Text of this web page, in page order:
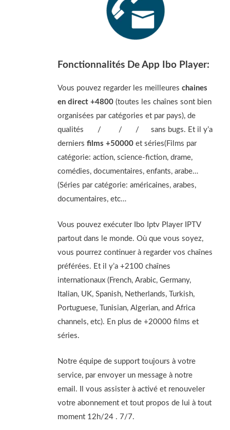
Fonctionnalités De App Ibo Player:
Vous pouvez regarder les meilleureschaines
en direct +4800(toutes les chaînes sont bien
organisées par catégories et par pays), de
qualités
/ / /
sans bugs. Et il y’a
derniersfilms +50000 et séries(Films par
catégorie: action, science-fiction, drame,
comédies, documentaires, enfants, arabe…
(Séries par catégorie: américaines, arabes,
documentaires, etc…
Vous pouvez exécuter Ibo Iptv Player IPTV
partout dans le monde. Où que vous soyez,
vous pourrez continuer à regarder vos chaînes
préférées. Et il y’a +2100 chaînes
internationaux (French, Arabic, Germany,
Italian, UK, Spanish, Netherlands, Turkish,
Portuguese, Tunisian, Algerian, and Africa
channels, etc). En plus de +20000 films et
séries.
Notre équipe de support toujours à votre
service, par envoyer un message à notre
email. Il vous assister à activé et renouveler
votre abonnement et tout propos de lui à tout
moment 12h/24 . 7/7.